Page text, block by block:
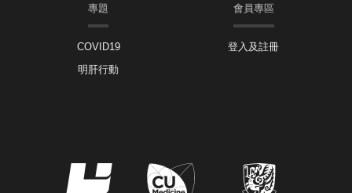
專題
COVID19
明肝行動
會員專區
登入及註冊